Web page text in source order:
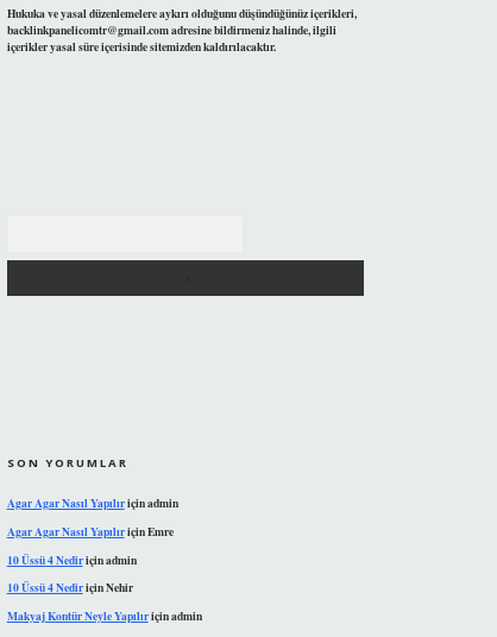
Hukuka ve yasal düzenlemelere aykırı olduğunu düşündüğünüz içerikleri,
backlinkpanelicomtr@gmail.comadresine bildirmeniz halinde, ilgili
içerikler yasal süre içerisinde sitemizden kaldırılacaktır.
SON YORUMLAR
Agar Agar Nasıl Yapılıriçinadmin
Agar Agar Nasıl YapılıriçinEmre
10 Üssü 4 Nediriçinadmin
10 Üssü 4 NediriçinNehir
Makyaj Kontür Neyle Yapılıriçinadmin